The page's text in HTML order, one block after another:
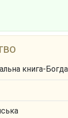
книга-